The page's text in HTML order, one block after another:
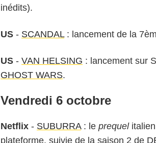
inédits).
US - SCANDAL: lancement de la
US - VAN HELSING : lancement sur
GHOST WARS.
Vendredi 6 octobre
Netflix - SUBURRA: le prequel
plateforme, suivie de la saison 2 de